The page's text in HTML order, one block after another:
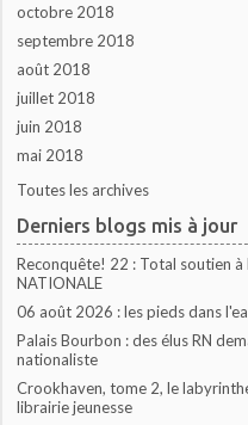
octobre 2018
septembre 2018
août 2018
juillet 2018
juin 2018
mai 2018
Toutes les archives
Derniers blogs mis à jour
Reconquête! 22 : Total soutien à
NATIONALE
06 août 2026 : les pieds dans
Palais Bourbon : des élus RN
nationaliste
Crookhaven, tome 2, le
librairie jeunesse